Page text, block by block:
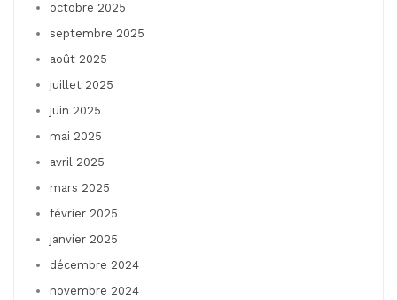
octobre 2025
septembre 2025
août 2025
juillet 2025
juin 2025
mai 2025
avril 2025
mars 2025
février 2025
janvier 2025
décembre 2024
novembre 2024